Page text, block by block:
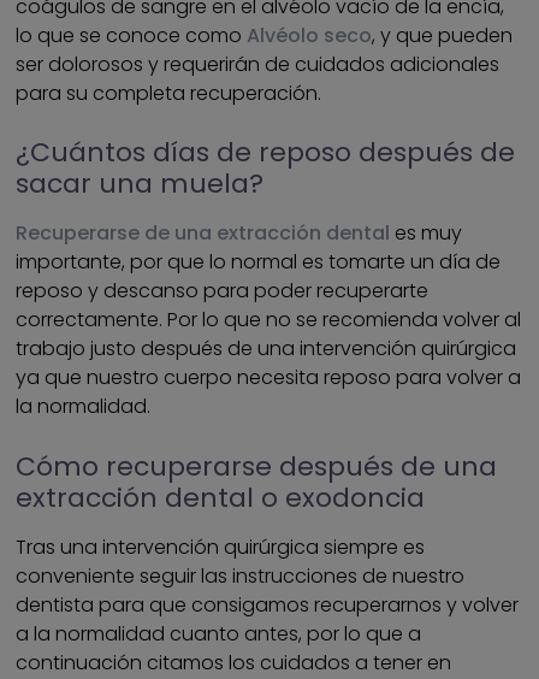
coágulos de sangre en el alvéolo vacío de la encía,
lo que se conoce como Alvéolo seco, y que pueden
ser dolorosos y requerirán de cuidados adicionales
para su completa recuperación.
¿Cuántos días de reposo después de
sacar una muela?
Recuperarse de una extracción dental es muy
importante, por que lo normal es tomarte un día de
reposo y descanso para poder recuperarte
correctamente. Por lo que no se recomienda volver al
trabajo justo después de una intervención quirúrgica
ya que nuestro cuerpo necesita reposo para volver a
la normalidad.
Cómo recuperarse después de una
extracción dental o exodoncia
Tras una intervención quirúrgica siempre es
conveniente seguir las instrucciones de nuestro
dentista para que consigamos recuperarnos y volver
a la normalidad cuanto antes, por lo que a
continuación citamos los cuidados a tener en